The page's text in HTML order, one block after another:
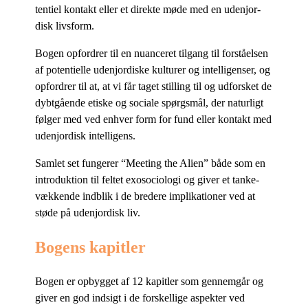
ten­ti­el kon­takt el­ler et di­rek­te møde med en udenjor­
disk livsform.
Bo­gen op­for­drer til en nu­an­ce­ret til­gang til for­stå­el­sen
af po­ten­ti­el­le udenjor­di­ske kul­tu­rer og in­tel­li­gen­ser, og
op­for­drer til at, at vi får ta­get stil­ling til og ud­for­sket de
dybt­gå­en­de eti­ske og so­ci­a­le spørgs­mål, der na­tur­ligt
føl­ger med ved en­hver form for fund el­ler kon­takt med
udenjor­disk intelligens.
Sam­let set fun­ge­rer “Me­e­ting the Ali­en” både som en
in­tro­duk­tion til fel­tet exo­so­cio­lo­gi og gi­ver et tan­ke­
væk­ken­de ind­blik i de bre­de­re im­pli­ka­tio­ner ved at
stø­de på udenjor­disk liv.
Bogens kapitler
Bo­gen er op­byg­get af 12 ka­pit­ler som gen­nem­går og
gi­ver en god ind­sigt i de for­skel­li­ge aspek­ter ved